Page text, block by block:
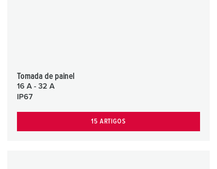
Tomada de painel
16 A - 32 A
IP67
15 ARTIGOS